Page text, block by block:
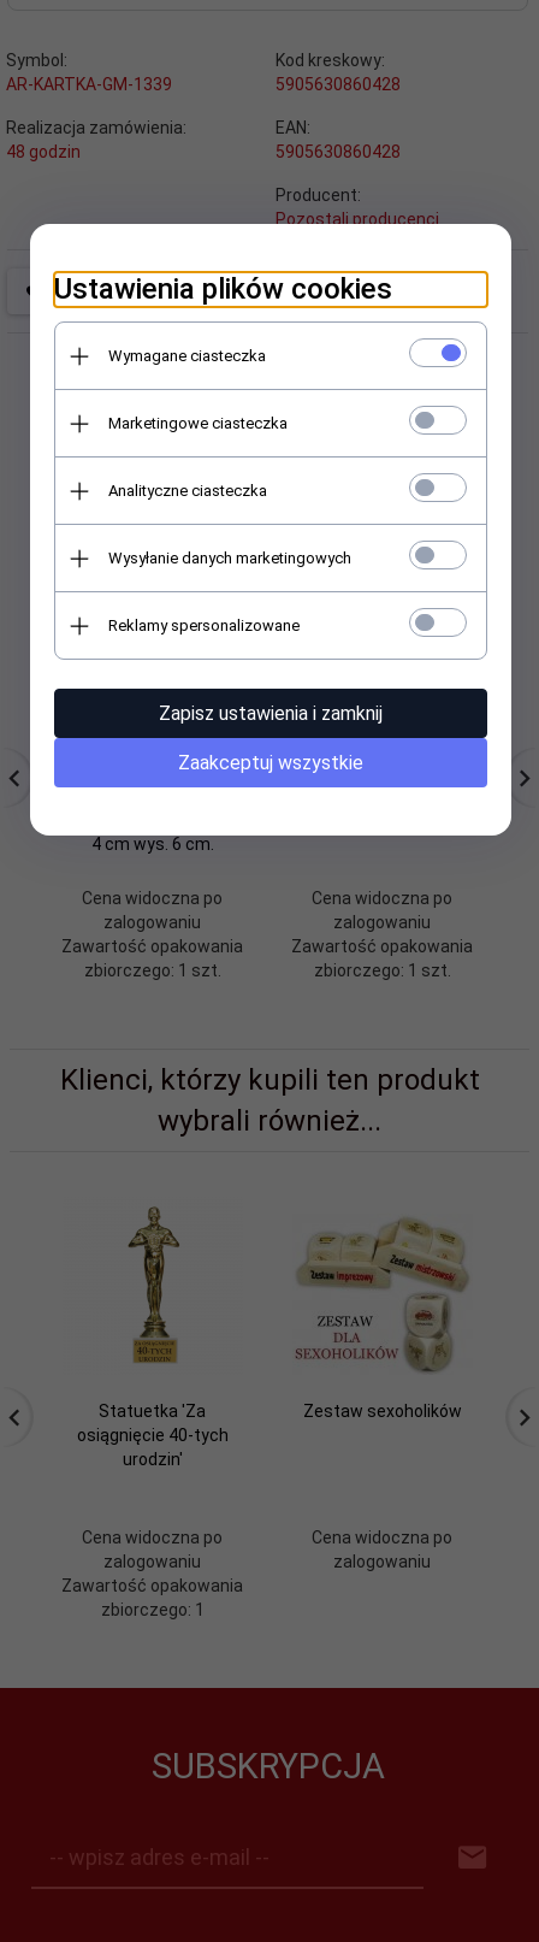
Symbol:
AR-KARTKA-GM-1339
Kod kreskowy:
5905630860428
Realizacja zamówienia:
48 godzin
EAN:
5905630860428
Producent:
Pozostali producenci
Polecamy
Drzewko szczęścia. 8
4 cm wys. 6 cm.
Cena widoczna po
zalogowaniu
Zawartość opakowania
zbiorczego: 1 szt.
Statuetka 'Na 1 rocznicę
Cena widoczna po
zalogowaniu
Zawartość opakowania
zbiorczego: 1 szt.
Klienci, którzy kupili ten produkt
wybrali również...
Statuetka 'Za
osiągnięcie 40-tych
urodzin'
Cena widoczna po
zalogowaniu
Zawartość opakowania
zbiorczego: 1
Zestaw sexoholików
Cena widoczna po
zalogowaniu
SUBSKRYPCJA
-- wpisz adres e-mail --
Ustawienia plików cookies
Wymagane ciasteczka
Marketingowe ciasteczka
Analityczne ciasteczka
Wysyłanie danych marketingowych
Reklamy spersonalizowane
Zapisz ustawienia i zamknij
Zaakceptuj wszystkie